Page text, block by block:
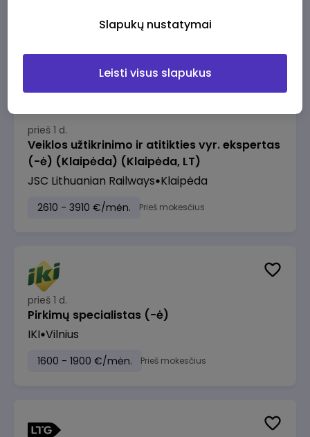
prieš 1 d.
Veiklos užtikrinimo ir atitikties vyr. ekspertas
(-ė) (Klaipėda) (Klaipėda, LT)
JSC Lithuanian Railways Klaipėda
2610 - 3910 €/mėn. Prieš mokesčius
prieš 1 d.
Pirkimų specialistas (-ė)
IKI Vilnius
1600 - 1900 €/mėn. Prieš mokesčius
Slapukų nustatymai
Leisti visus slapukus